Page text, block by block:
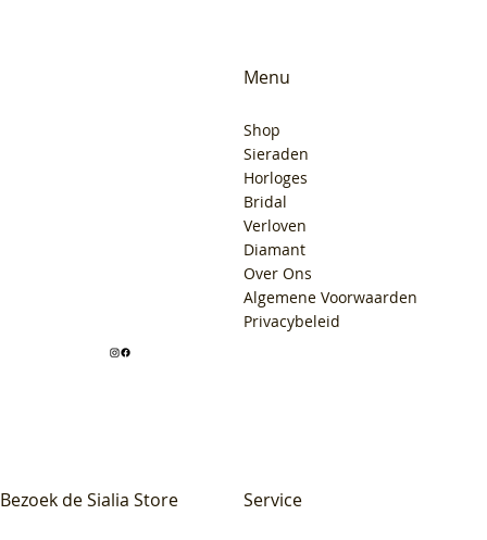
Bezoek de Sialia Store
Menu
Shop
Sieraden
Horloges
Bridal
Verloven
Diamant
Over Ons
Algemene Voorwaarden
Privacybeleid
Service